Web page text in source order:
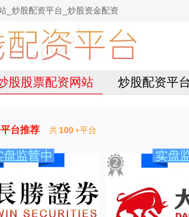
_炒股配资平台_炒股资金配资
股股票配资网站 炒股配资平台
台推荐 共100+平台